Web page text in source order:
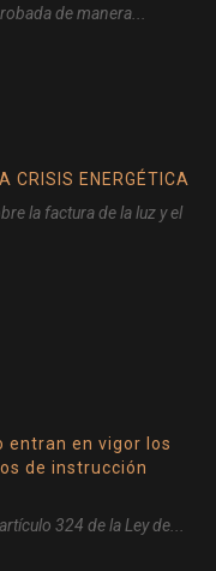
de manera...
CRISIS ENERGÉTICA
la factura de la luz y el
entran en vigor los
de instrucción
324 de la Ley de...